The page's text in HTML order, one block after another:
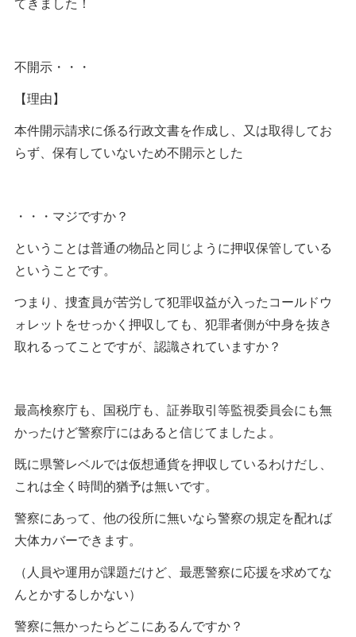
不開示・・・
【理由】
本件開示請求に係る行政文書を作成し、又は取得してお
らず、保有していないため不開示とした
・・・マジですか？
ということは普通の物品と同じように押収保管している
ということです。
つまり、捜査員が苦労して犯罪収益が入ったコールドウ
ォレットをせっかく押収しても、犯罪者側が中身を抜き
取れるってことですが、認識されていますか？
最高検察庁も、国税庁も、証券取引等監視委員会にも無
かったけど警察庁にはあると信じてましたよ。
既に県警レベルでは仮想通貨を押収しているわけだし、
これは全く時間的猶予は無いです。
警察にあって、他の役所に無いなら警察の規定を配れば
大体カバーできます。
（人員や運用が課題だけど、最悪警察に応援を求めてな
んとかするしかない）
警察に無かったらどこにあるんですか？